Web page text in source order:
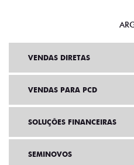
VENDAS DIRETAS
VENDAS PARA PCD
SOLUÇÕES FINANCEIRAS
SEMINOVOS